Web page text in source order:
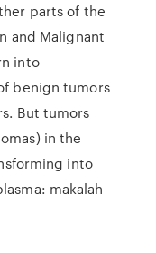
parts of the
and Malignant
into
benign tumors
But tumors
in the
into
makalah